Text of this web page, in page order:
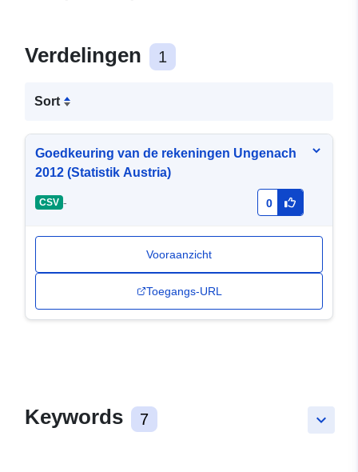
Verdelingen 1
Sort
Goedkeuring van de rekeningen Ungenach
2012 (Statistik Austria)
CSV - 0
Vooraanzicht
Toegangs-URL
keyboard_arrow_down
Keywords 7